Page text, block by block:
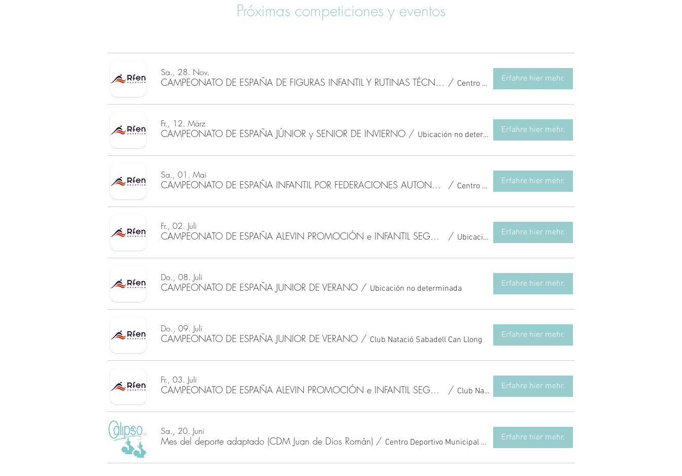
Próximas competiciones y eventos
Sa., 28. Nov.
CAMPEONATO DE ESPAÑA DE FIGURAS INFANTIL Y RUTINAS TÉCNICAS JUNIOR / Centro Deportivo M86 Erfahre hier mehr.
Fr., 12. März
CAMPEONATO DE ESPAÑA JÚNIOR y SENIOR DE INVIERNO / Ubicación no determinada Erfahre hier mehr.
Sa., 01. Mai
CAMPEONATO DE ESPAÑA INFANTIL POR FEDERACIONES AUTONÓMICAS / Centro Deportivo M86 Erfahre hier mehr.
Fr., 02. Juli
CAMPEONATO DE ESPAÑA ALEVIN PROMOCIÓN e INFANTIL SEGUNDA DIVISIÓN DE VERANO / Ubicación no determinada Erfahre hier mehr.
Do., 08. Juli
CAMPEONATO DE ESPAÑA JUNIOR DE VERANO / Ubicación no determinada Erfahre hier mehr.
Do., 09. Juli
CAMPEONATO DE ESPAÑA JUNIOR DE VERANO / Club Natació Sabadell Can Llong Erfahre hier mehr.
Fr., 03. Juli
CAMPEONATO DE ESPAÑA ALEVIN PROMOCIÓN e INFANTIL SEGUNDA DIVISIÓN DE VERANO / Club Natació Sabadell Can Llong Erfahre hier mehr.
Sa., 20. Juni
Mes del deporte adaptado (CDM Juan de Dios Román) / Centro Deportivo Municipal Juan de Dios Erfahre hier mehr.